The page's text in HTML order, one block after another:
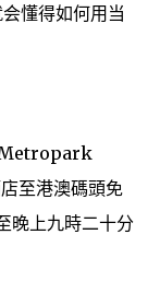
懂得如何用当
至港澳碼頭免
晚上九時二十分